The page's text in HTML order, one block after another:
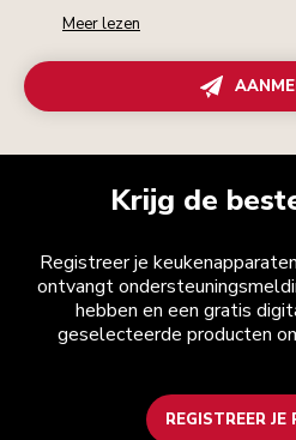
Meer lezen
Krijg de
Registreer je
ontvangt
hebben en een gratis
geselecteerde producten
REGISTREER JE